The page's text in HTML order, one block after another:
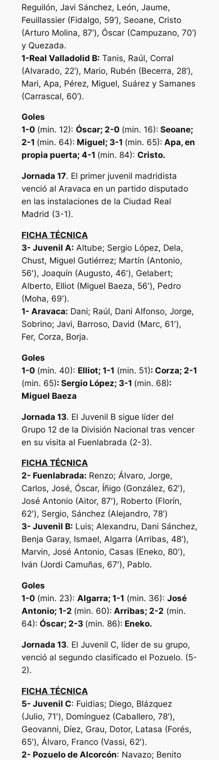
Reguilón, Javi Sánchez, León, Jaume,
Feuillassier (Fidalgo, 59’), Seoane, Cristo
(Arturo Molina, 87’), Óscar (Campuzano, 70’)
y Quezada.
1-Real Valladolid B: Tanis, Raúl, Corral
(Alvarado, 22’), Mario, Rubén (Becerra, 28’),
Mari, Apa, Pérez, Miguel, Suárez y Samanes
(Carrascal, 60’).
Goles
1-0 (min. 12): Óscar; 2-0 (min. 16): Seoane;
2-1 (min. 64): Miguel; 3-1 (min. 65): Apa, en
propia puerta; 4-1 (min. 84): Cristo.
Jornada 17. El primer juvenil madridista
venció al Aravaca en un partido disputado
en las instalaciones de la Ciudad Real
Madrid (3-1).
FICHA TÉCNICA
3- Juvenil A: Altube; Sergio López, Dela,
Chust, Miguel Gutiérrez; Martín (Antonio,
56′), Joaquín (Augusto, 46′), Gelabert;
Alberto, Elliot (Miguel Baeza, 56′), Pedro
(Moha, 69′).
1- Aravaca: Dani; Raúl, Dani Alfonso, Jorge,
Sobrino; Javi, Barroso, David (Marc, 61′),
Fer, Corza, Borja.
Goles
1-0 (min. 40): Elliot; 1-1 (min. 51): Corza; 2-1
(min. 65): Sergio López; 3-1 (min. 68):
Miguel Baeza
Jornada 13. El Juvenil B sigue líder del
Grupo 12 de la División Nacional tras vencer
en su visita al Fuenlabrada (2-3).
FICHA TÉCNICA
2- Fuenlabrada: Renzo; Álvaro, Jorge,
Carlos, José, Óscar, Íñigo (González, 62′),
José Antonio (Aitor, 87′), Roberto (Florín,
62′), Sergio, Sánchez (Alejandro, 78′)
3- Juvenil B: Luis; Alexandru, Dani Sánchez,
Benja Garay, Ismael, Algarra (Arribas, 48′),
Marvin, José Antonio, Casas (Eneko, 80′),
Iván (Jordi Camuñas, 67′), Pablo.
Goles
1-0 (min. 23): Algarra; 1-1 (min. 36): José
Antonio;1-2 (min. 60): Arribas; 2-2 (min.
64): Óscar; 2-3 (min. 86): Eneko.
Jornada 13. El Juvenil C, líder de su grupo,
venció al segundo clasificado el Pozuelo. (5-
2).
FICHA TÉCNICA
5- Juvenil C: Fuidias; Diego, Blázquez
(Julio, 71′), Domínguez (Caballero, 78′),
Geovanni, Díez, Grau, Dotor, Latasa (Forés,
65′), Álvaro, Franco (Vassi, 62′).
2- Pozuelo de Alcorcón: Navazo; Benito